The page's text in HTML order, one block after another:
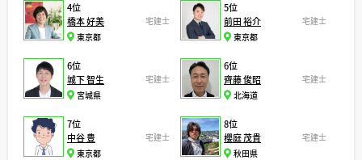
4位
橋本 好美
宅建士
東京都
5位
前田 裕介
宅建士
東京都
6位
城下 智生
宅建士
宮城県
6位
齊藤 俊昭
宅建士
北海道
7位
中谷 豊
宅建士
東京都
8位
櫻庭 茂貴
宅建士
秋田県